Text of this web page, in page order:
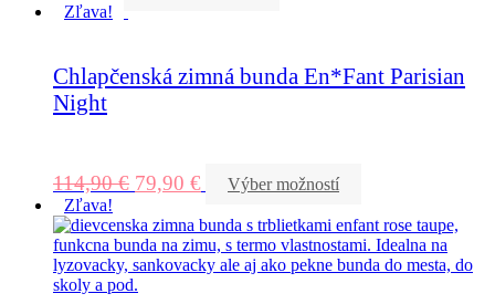
Zľava!
Chlapčenská zimná bunda En*Fant Parisian
Night
114,90€ 79,90 €
Výber možností
Zľava!